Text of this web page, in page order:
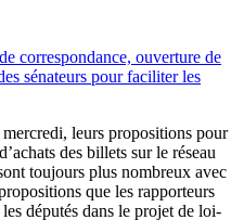
correspondance, ouverture de
sénateurs pour faciliter les
leurs propositions pour
des billets sur le réseau
toujours plus nombreux avec
que les rapporteurs
députés dans le projet de loi-